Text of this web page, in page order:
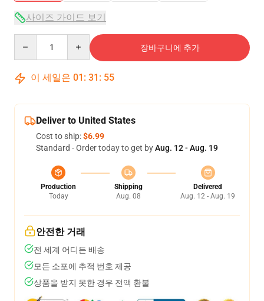
사이즈 가이드 보기
장바구니에 추가
이 세일은 01 : 31 : 54
Deliver to United States
Cost to ship:$6.99
Standard - Order today to get byAug. 12 - Aug. 19
Production
Today
Shipping
Aug. 08
Delivered
Aug. 12 - Aug. 19
안전한 거래
전 세계 어디든 배송
모든 소포에 추적 번호 제공
상품을 받지 못한 경우 전액 환불